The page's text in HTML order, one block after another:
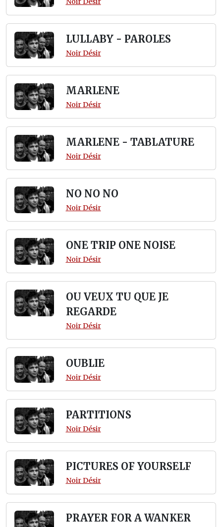
LULLABY - PAROLES
Noir Désir
MARLENE
Noir Désir
MARLENE - TABLATURE
Noir Désir
NO NO NO
Noir Désir
ONE TRIP ONE NOISE
Noir Désir
OU VEUX TU QUE JE
REGARDE
Noir Désir
OUBLIE
Noir Désir
PARTITIONS
Noir Désir
PICTURES OF YOURSELF
Noir Désir
PRAYER FOR A WANKER